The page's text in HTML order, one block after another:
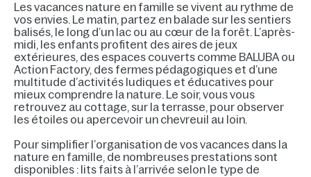
Les vacances nature en famille se vivent au rythme de
vos envies. Le matin, partez en balade sur les sentiers
balisés, le long d’un lac ou au cœur de la forêt. L’après-
midi, les enfants profitent des aires de jeux
extérieures, des espaces couverts comme BALUBA ou
Action Factory, des fermes pédagogiques et d’une
multitude d’activités ludiques et éducatives pour
mieux comprendre la nature. Le soir, vous vous
retrouvez au cottage, sur la terrasse, pour observer
les étoiles ou apercevoir un chevreuil au loin.
Pour simplifier l’organisation de vos vacances dans la
nature en famille, de nombreuses prestations sont
disponibles : lits faits à l’arrivée selon le type de